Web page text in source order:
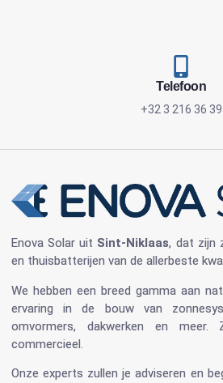
Telefoon
+32 3 216 36 39
Enova Solar uit Sint-Niklaas, dat zijn
en thuisbatterijen van de allerbeste
We hebben een breed gamma aan
ervaring in de bouw van
omvormers, dakwerken en meer.
commercieel.
Onze experts zullen je adviseren en